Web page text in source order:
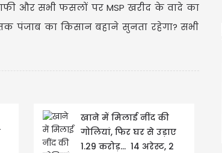
और सभी फसलों पर MSP खरीद के वादे का
पंजाब का किसान बहाने सुनता रहेगा? सभी
खाने में मिलाई नींद की
गोलियां, फिर घर से उड़ाए
1.29 करोड़... 14 अरेस्ट, 2